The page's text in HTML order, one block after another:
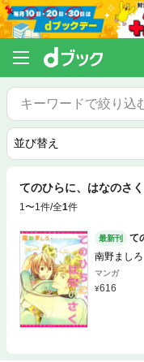
てのひらに、はなのさく
1〜1件/全1件
最新刊
て
南野ましろ
マンガ
616